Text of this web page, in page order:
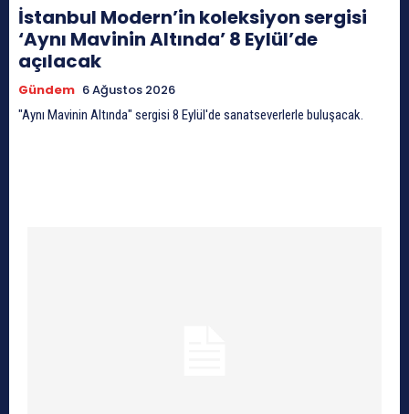
İstanbul Modern’in koleksiyon sergisi
‘Aynı Mavinin Altında’ 8 Eylül’de
açılacak
Gündem 6 Ağustos 2026
"Aynı Mavinin Altında" sergisi 8 Eylül'de sanatseverlerle buluşacak.